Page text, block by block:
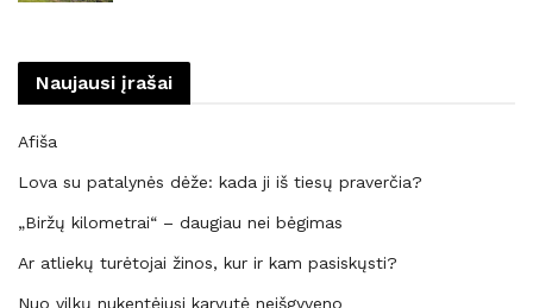
Naujausi įrašai
Afiša
Lova su patalynės dėže: kada ji iš tiesų praverčia?
„Biržų kilometrai“ – daugiau nei bėgimas
Ar atliekų turėtojai žinos, kur ir kam pasiskųsti?
Nuo vilkų nukentėjusi karvutė neišgyveno